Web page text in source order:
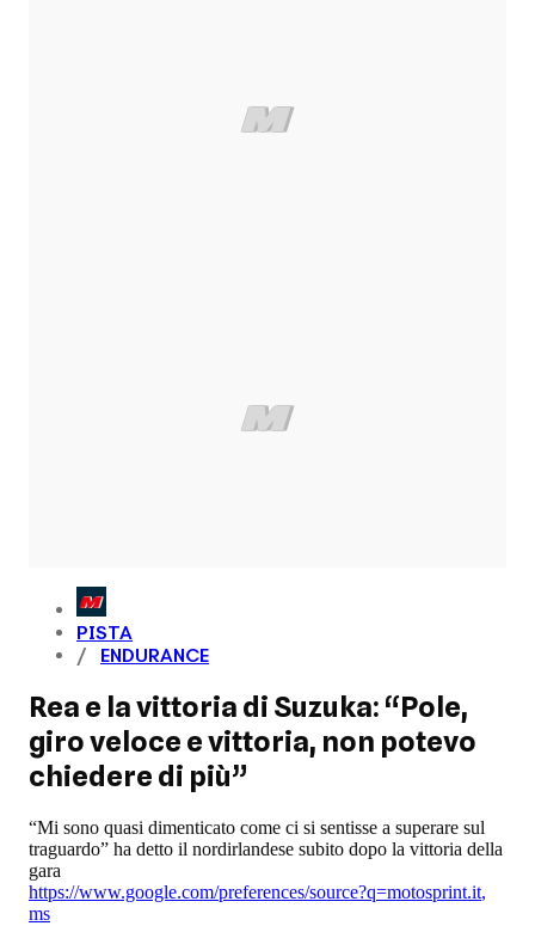
PISTA
ENDURANCE
Rea e la vittoria di Suzuka: “Pole,
giro veloce e vittoria, non potevo
chiedere di più”
“Mi sono quasi dimenticato come ci si sentisse a superare sul
traguardo” ha detto il nordirlandese subito dopo la vittoria della
gara
https://www.google.com/preferences/source?q=motosprint.it,
ms